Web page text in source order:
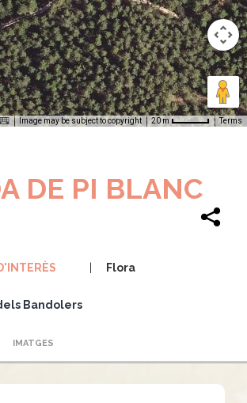
Image may be subject to copyright 20 m Terms
DE PI BLANC
Flora
Bandolers
IMATGES